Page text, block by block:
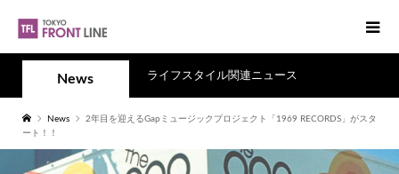
News ライフスタイル関連ニュース
News
2年目を迎えるGapミュージックプロジェクト「1969 RECORDS」がスタ
ート！！